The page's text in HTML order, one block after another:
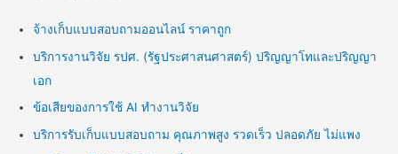
จ้างเก็บแบบสอบถามออนไลน์ ราคาถูก
บริการงานวิจัย รปศ. (รัฐประศาสนศาสตร์) ปริญญาโทและปริญญา
เอก
ข้อเสียของการใช้ AI ทำงานวิจัย
บริการรับเก็บแบบสอบถาม คุณภาพสูง รวดเร็ว ปลอดภัย ไม่แพง